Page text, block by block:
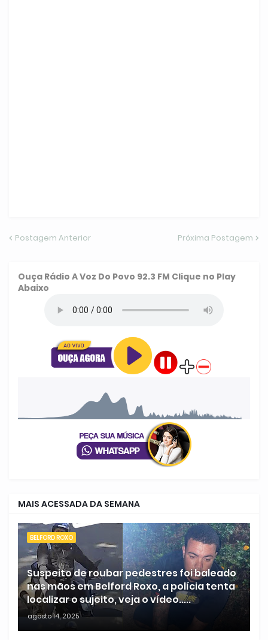
Postagem Anterior Próxima Postagem
Ouça Rádio A Voz Do Povo 92.3 FM Clique no Play
Abaixo
MAIS ACESSADA DA SEMANA
BELFORD ROXO
Suspeito de roubar pedestres foi baleado
nas mãos em Belford Roxo, a polícia tenta
localizar o sujeito, veja o vídeo.....
agosto 14, 2025